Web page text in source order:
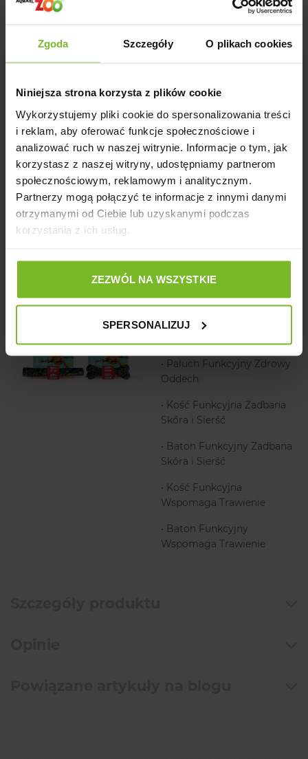
Zgoda Szczegóły O plikach cookies
Niniejsza strona korzysta z plików cookie
Wykorzystujemy pliki cookie do spersonalizowania treści
i reklam, aby oferować funkcje społecznościowe i
analizować ruch w naszej witrynie. Informacje o tym, jak
korzystasz z naszej witryny, udostępniamy partnerom
społecznościowym, reklamowym i analitycznym.
Partnerzy mogą połączyć te informacje z innymi danymi
otrzymanymi od Ciebie lub uzyskanymi podczas
korzystania z ich usług.
ZEZWÓL NA WSZYSTKIE
SPERSONALIZUJ
trawiennego.
Wspomaga Trawienie
dostępne są w dwóch
(40 g).
Skład: mięso i produkty pochodzenia zwierzęcego (skóra
wołowa 93%, baranina 4%), siemię lniane 2%, produkty
pochodzenia roślinnego (sok z malin 1%).
Składniki analityczne: białko surowe 80,7%, tłuszcz surowy
5,2%, popiół surowy 4,6%, włókno surowe 1,0%.
Producent
dostępnych jest 6
rodzajów gryzaków:
• Kość Funkcyjna Zdrowy
• Paluch Funkcyjny Zdrowy
Oddech
• Kość Funkcyjna Zadbana
Skóra i Sierść
• Baton Funkcyjny Zadbana
Skóra i Sierść
• Kość Funkcyjna
Wspomaga Trawienie
• Baton Funkcyjny
Wspomaga Trawienie